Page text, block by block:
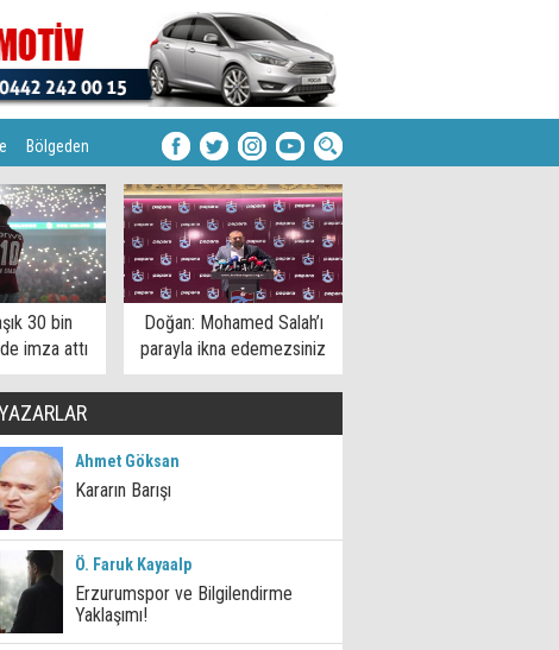
Bölgeden
30 bin
imza attı
Doğan: Mohamed Salah’ı
parayla ikna edemezsiniz
Ahmet Göksan
Kararın Barışı
Ö. Faruk Kayaalp
Erzurumspor ve Bilgilendirme
Yaklaşımı!